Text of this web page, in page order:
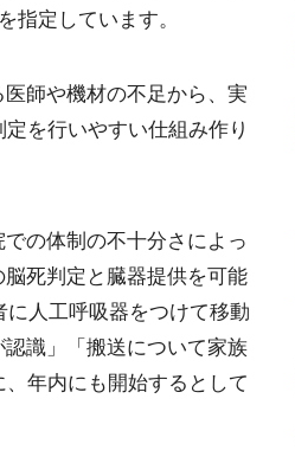
定しています。
師や機材の不足から、実
を行いやすい仕組み作り
の体制の不十分さによっ
死判定と臓器提供を可能
人工呼吸器をつけて移動
識」「搬送について家族
年内にも開始するとして